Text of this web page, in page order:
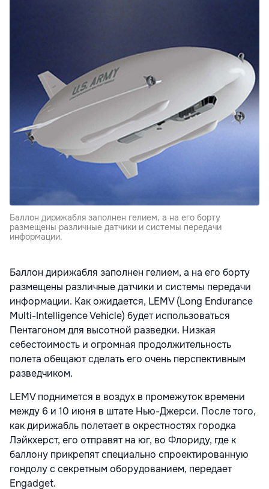
Баллон дирижабля заполнен гелием, а на его борту
размещены различные датчики и системы передачи
информации.
Баллон дирижабля заполнен гелием, а на его борту
размещены различные датчики и системы передачи
информации. Как ожидается, LEMV (Long Endurance
Multi-Intelligence Vehicle) будет использоваться
Пентагоном для высотной разведки. Низкая
себестоимость и огромная продолжительность
полета обещают сделать его очень перспективным
разведчиком.
LEMV поднимется в воздух в промежуток времени
между 6 и 10 июня в штате Нью-Джерси. После того,
как дирижабль полетает в окрестностях городка
Лэйкхерст, его отправят на юг, во Флориду, где к
баллону прикрепят специально спроектированную
гондолу с секретным оборудованием, передает
Engadget.